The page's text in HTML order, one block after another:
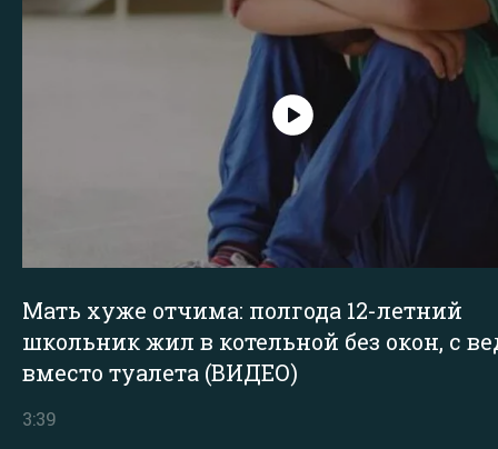
Мать хуже отчима: полгода 12-летний
школьник жил в котельной без окон, с
вместо туалета (ВИДЕО)
3:39